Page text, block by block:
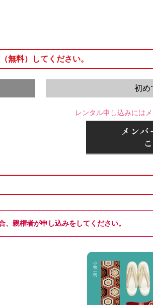
無料）してください。
初め
レンタル申し込みには
、親権者が申し込みをしてください。